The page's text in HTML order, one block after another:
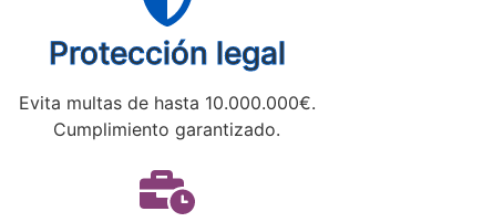
Protección legal
Evita multas de hasta 10.000.000€.
Cumplimiento garantizado.